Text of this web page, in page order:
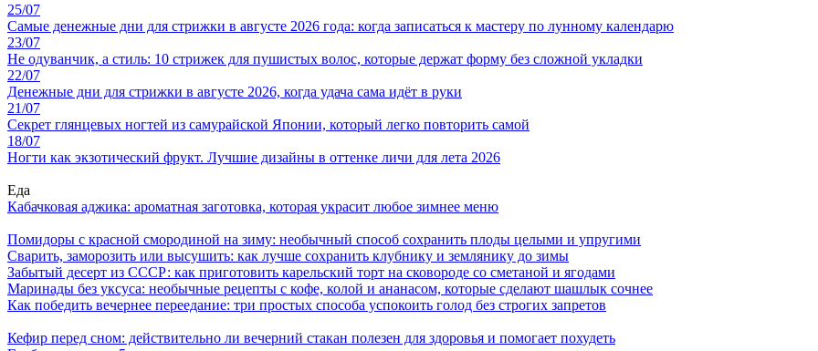
25/07
Самые денежные дни для стрижки в августе 2026 года: когда записаться к мастеру по лунному календарю
23/07
Не одуванчик, а стиль: 10 стрижек для пушистых волос, которые держат форму без сложной укладки
22/07
Денежные дни для стрижки в августе 2026, когда удача сама идёт в руки
21/07
Секрет глянцевых ногтей из самурайской Японии, который легко повторить самой
18/07
Ногти как экзотический фрукт. Лучшие дизайны в оттенке личи для лета 2026
Еда
Кабачковая аджика: ароматная заготовка, которая украсит любое зимнее меню
Помидоры с красной смородиной на зиму: необычный способ сохранить плоды целыми и упругими
Сварить, заморозить или высушить: как лучше сохранить клубнику и землянику до зимы
Забытый десерт из СССР: как приготовить карельский торт на сковороде со сметаной и ягодами
Маринады без уксуса: необычные рецепты с кофе, колой и ананасом, которые сделают шашлык сочнее
Как победить вечернее переедание: три простых способа успокоить голод без строгих запретов
Кефир перед сном: действительно ли вечерний стакан полезен для здоровья и помогает похудеть